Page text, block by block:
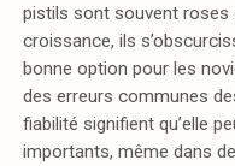
pistils sont souvent roses
croissance, ils
bonne option pour les
des erreurs communes
fiabilité signifient qu’elle
importants, même dans